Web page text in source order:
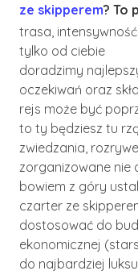
ze skipperem? To
trasa,
tylko od ciebie
doradzimy
oczekiwań oraz
rejs może być
to ty będziesz tu
zwiedzania,
zorganizowane nie
bowiem z góry
czarter ze
dostosować do
ekonomicznej
do najbardziej